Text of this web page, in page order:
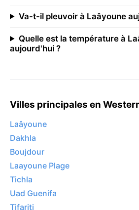
Va-t-il pleuvoir à Laâyoune
Quelle est la température à
aujourd'hui ?
Villes principales en
Laâyoune
Dakhla
Boujdour
Laayoune Plage
Tichla
Uad Guenifa
Tifariti